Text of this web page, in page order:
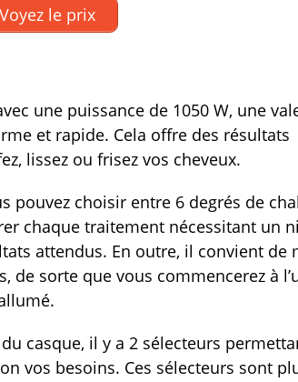
Voyez le prix
une puissance de 1050 W, une
et rapide. Cela offre des résultats
lissez ou frisez vos cheveux.
pouvez choisir entre 6 degrés de
chaque traitement nécessitant un
attendus. En outre, il convient de
de sorte que vous commencerez à
casque, il y a 2 sélecteurs
vos besoins. Ces sélecteurs sont